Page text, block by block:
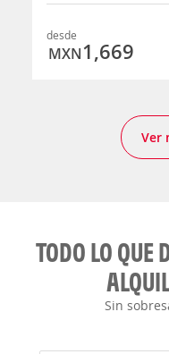
desde
MXN1,669
Ver
TODO LO QUE
Sin